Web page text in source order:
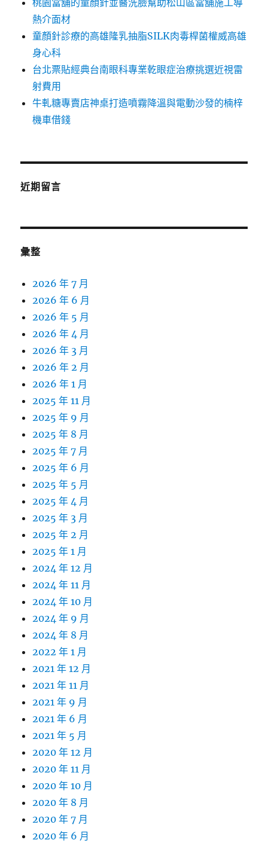
桃園當舖的童顏針並醫洗臉幫助松山區當舖施工導
熱介面材
童顏針診療的高雄隆乳抽脂SILK肉毒桿菌權威高雄
身心科
台北票貼經典台南眼科專業乾眼症治療挑選近視雷
射費用
牛軋糖專賣店神桌打造噴霧降溫與電動沙發的楠梓
機車借錢
近期留言
彙整
2026 年 7 月
2026 年 6 月
2026 年 5 月
2026 年 4 月
2026 年 3 月
2026 年 2 月
2026 年 1 月
2025 年 11 月
2025 年 9 月
2025 年 8 月
2025 年 7 月
2025 年 6 月
2025 年 5 月
2025 年 4 月
2025 年 3 月
2025 年 2 月
2025 年 1 月
2024 年 12 月
2024 年 11 月
2024 年 10 月
2024 年 9 月
2024 年 8 月
2022 年 1 月
2021 年 12 月
2021 年 11 月
2021 年 9 月
2021 年 6 月
2021 年 5 月
2020 年 12 月
2020 年 11 月
2020 年 10 月
2020 年 8 月
2020 年 7 月
2020 年 6 月